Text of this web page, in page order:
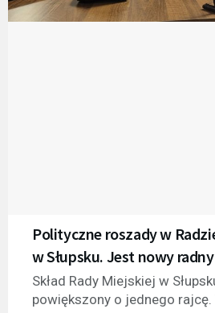
Polityczne roszady w
w Słupsku. Jest nowy radny
Skład Rady Miejskiej w
powiększony o jednego rajcę.